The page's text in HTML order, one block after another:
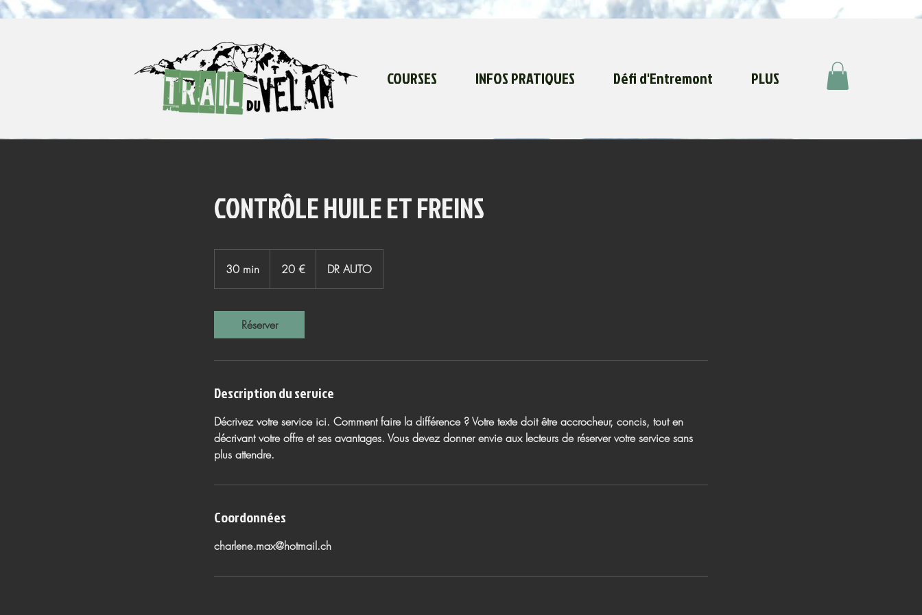
COURSES INFOS PRATIQUES Défi d'Entremont PLUS
CONTRÔLE HUILE ET FREINS
30 min
0
n
20 € DR AUTO
Réserver
Description du service
Décrivez votre service ici. Comment faire la différence ? Votre texte doit être accrocheur, concis, tout en
décrivant votre offre et ses avantages. Vous devez donner envie aux lecteurs de réserver votre service sans
plus attendre.
Coordonnées
charlene.max@hotmail.ch